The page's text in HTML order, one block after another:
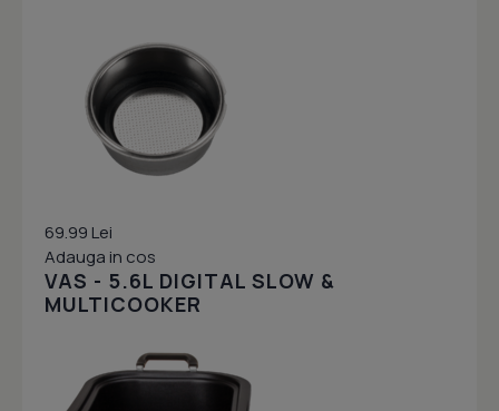
69.99 Lei
Adauga in cos
VAS - 5.6L DIGITAL SLOW &
MULTICOOKER